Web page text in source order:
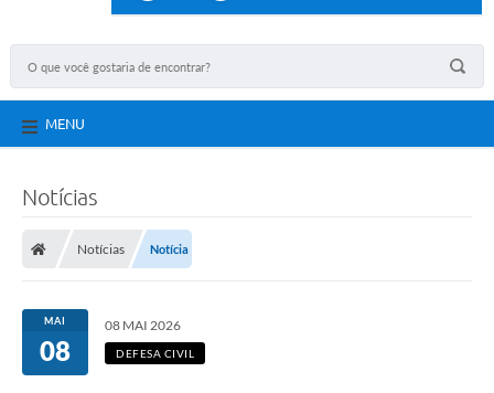
MENU
Notícias
Notícias Notícia
MAI
08
08 MAI 2026
DEFESA CIVIL